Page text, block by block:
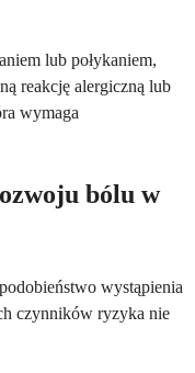
lub połykaniem,
reakcję alergiczną lub
wymaga
bólu w
wystąpienia
czynników ryzyka nie